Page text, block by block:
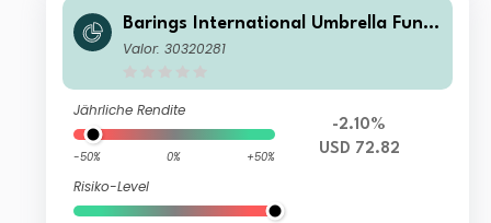
Barings International Umbrella Fund
- Barings Eastern Europe Fund I USD
Valor: 30320281
Jährliche Rendite
-50% 0% +50%
Risiko-Level
-2.10%
USD 72.82